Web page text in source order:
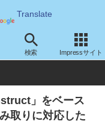
Translate
検索 Impressサイト
トウェア その他
」をベース
取りに対応した